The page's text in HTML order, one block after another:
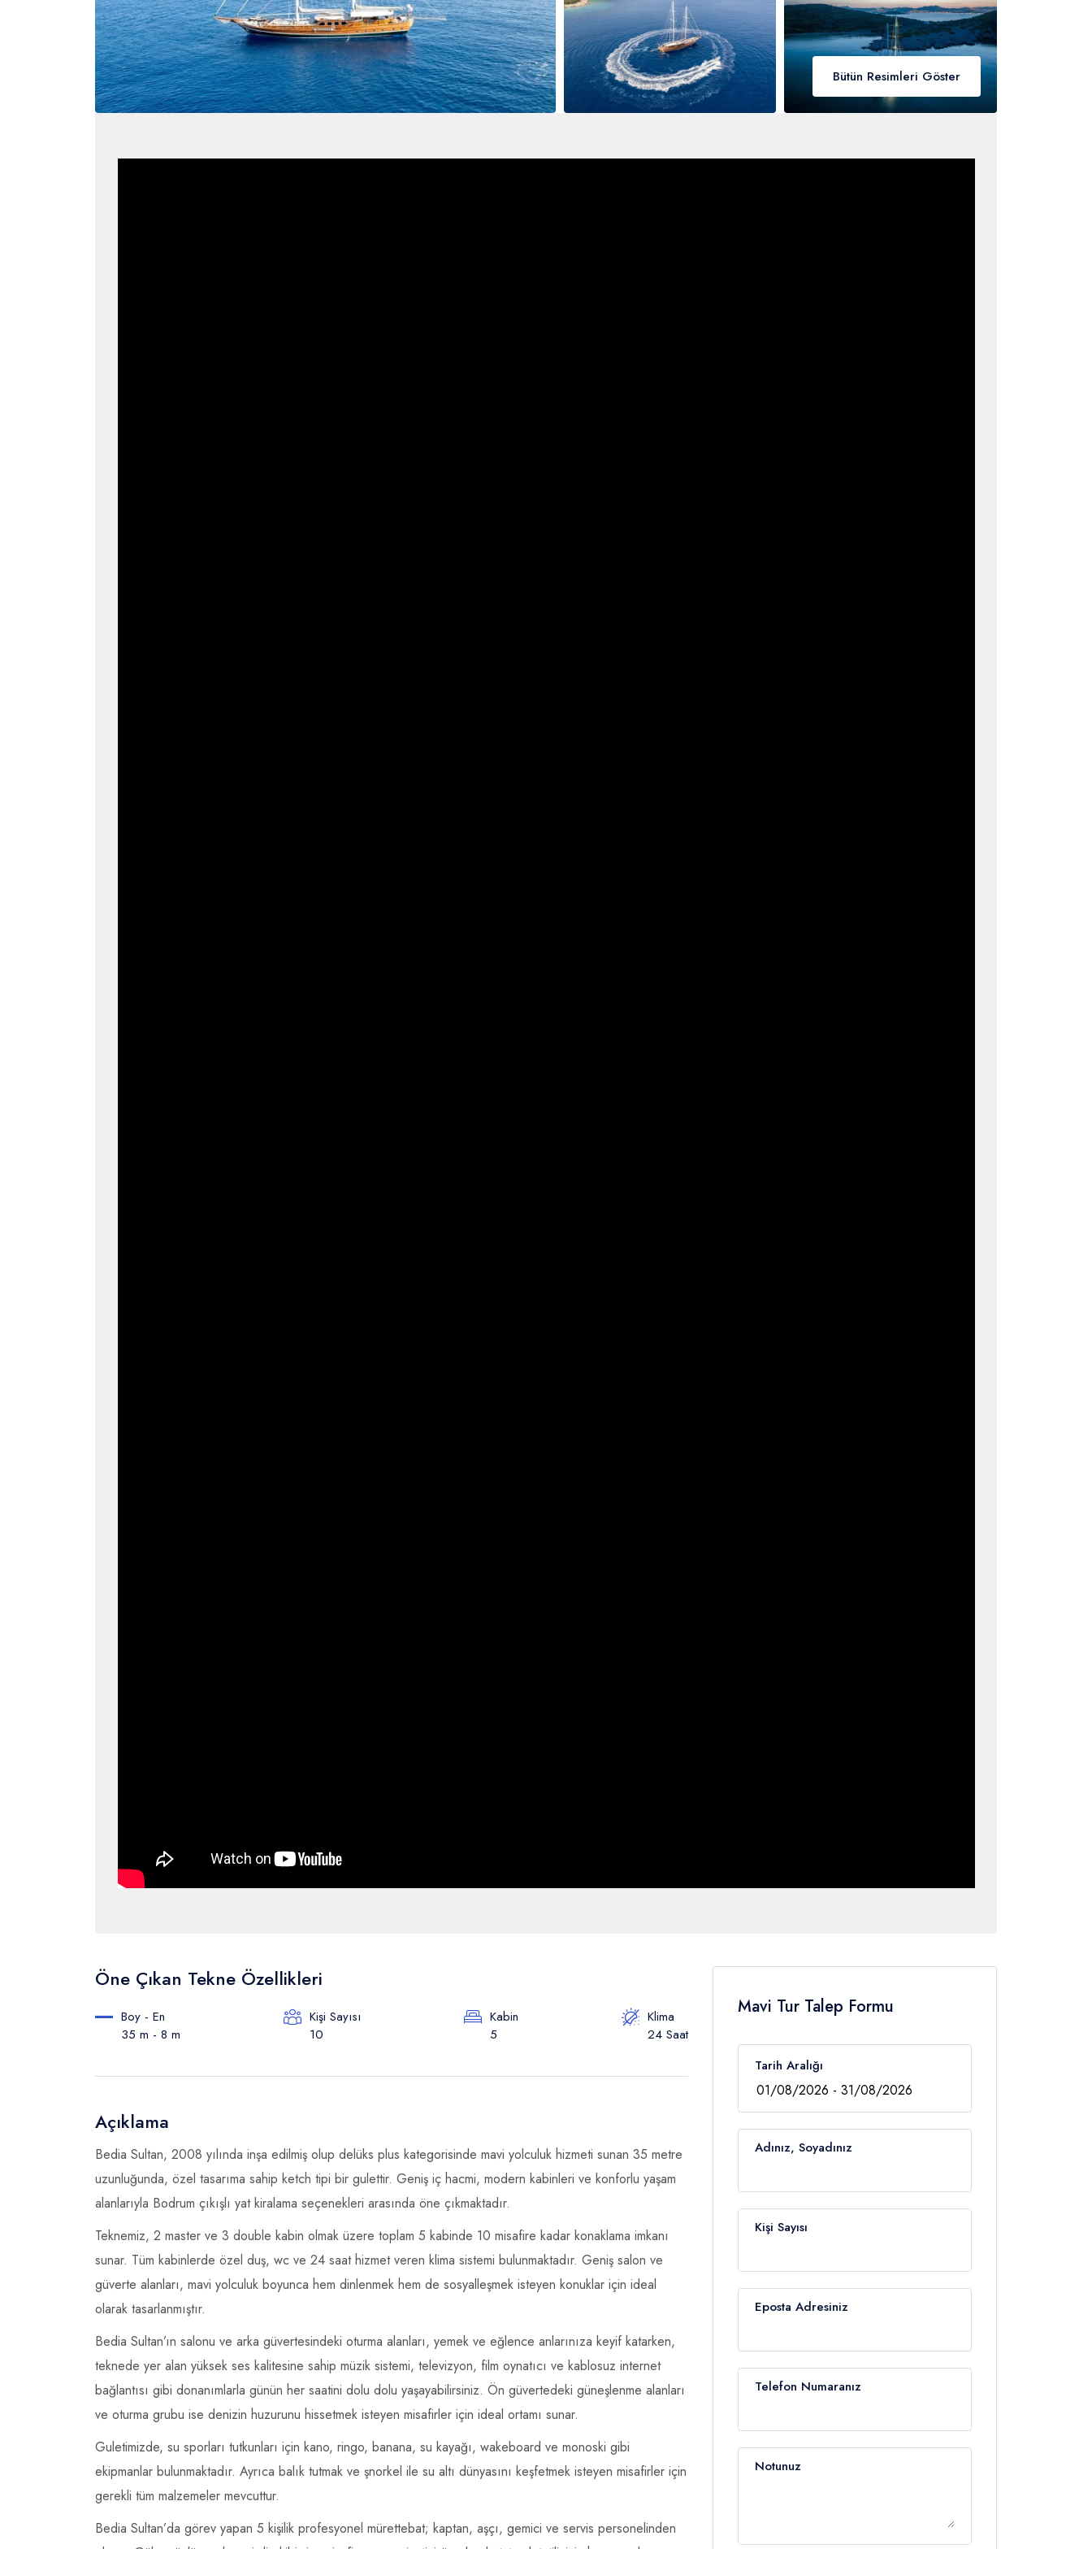
Bütün Resimleri Göster
Öne Çıkan Tekne Özellikleri
Boy - En
35 m - 8 m
Kişi Sayısı
10
Kabin
5
Klima
24 Saat
Açıklama
Bedia Sultan, 2008 yılında inşa edilmiş olup delüks plus kategorisinde mavi yolculuk hizmeti sunan 35 metre
uzunluğunda, özel tasarıma sahip ketch tipi bir gulettir. Geniş iç hacmi, modern kabinleri ve konforlu yaşam
alanlarıyla Bodrum çıkışlı yat kiralama seçenekleri arasında öne çıkmaktadır.
Teknemiz, 2 master ve 3 double kabin olmak üzere toplam 5 kabinde 10 misafire kadar konaklama imkanı
sunar. Tüm kabinlerde özel duş, wc ve 24 saat hizmet veren klima sistemi bulunmaktadır. Geniş salon ve
güverte alanları, mavi yolculuk boyunca hem dinlenmek hem de sosyalleşmek isteyen konuklar için ideal
olarak tasarlanmıştır.
Bedia Sultan’ın salonu ve arka güvertesindeki oturma alanları, yemek ve eğlence anlarınıza keyif katarken,
teknede yer alan yüksek ses kalitesine sahip müzik sistemi, televizyon, film oynatıcı ve kablosuz internet
bağlantısı gibi donanımlarla günün her saatini dolu dolu yaşayabilirsiniz. Ön güvertedeki güneşlenme alanları
ve oturma grubu ise denizin huzurunu hissetmek isteyen misafirler için ideal ortamı sunar.
Guletimizde, su sporları tutkunları için kano, ringo, banana, su kayağı, wakeboard ve monoski gibi
ekipmanlar bulunmaktadır. Ayrıca balık tutmak ve şnorkel ile su altı dünyasını keşfetmek isteyen misafirler için
gerekli tüm malzemeler mevcuttur.
Bedia Sultan’da görev yapan 5 kişilik profesyonel mürettebat; kaptan, aşçı, gemici ve servis personelinden
Mavi Tur Talep Formu
Tarih Aralığı
Adınız, Soyadınız
Kişi Sayısı
Eposta Adresiniz
Telefon Numaranız
Notunuz